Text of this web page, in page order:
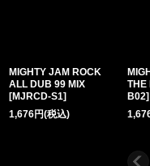
MIGHTY JAM ROCK
ALL DUB 99 MIX
[MJRCD-S1]
1,676円(税込)
THE
B02]